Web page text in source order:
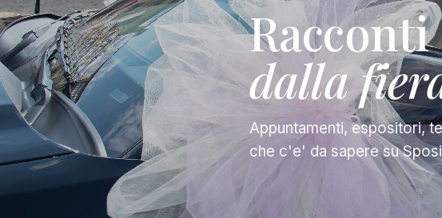
Racconti
dalla
Appuntamenti, espositori,
che c'e' da sapere su